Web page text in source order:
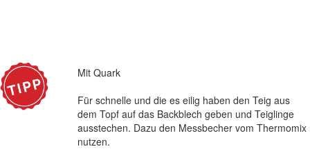
Mit Quark
Für schnelle und die es eilig haben den Teig aus
dem Topf auf das Backblech geben und Teiglinge
ausstechen. Dazu den Messbecher vom Thermomix
nutzen.